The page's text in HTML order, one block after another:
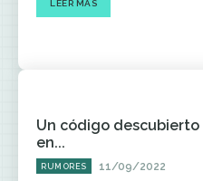
LEER MÁS
Un código descubierto
en...
RUMORES 11/09/2022